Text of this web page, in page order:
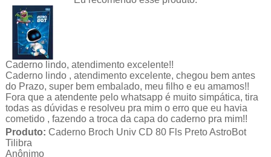
Caderno lindo, atendimento excelente!!
Caderno lindo , atendimento excelente, chegou bem antes
do Prazo, super bem embalado, meu filho e eu amamos!!
Fora que a atendente pelo whatsapp é muito simpática, tira
todas as dúvidas e resolveu pra mim o erro que eu havia
cometido , fazendo a troca da capa do caderno pra mim!!
Produto: Caderno Broch Univ CD 80 Fls Preto AstroBot
Tilibra
Anônimo